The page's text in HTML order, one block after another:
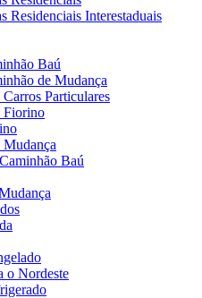
Residenciais Interestaduais
Baú
de Mudança
Particulares
Fiorino
Mudança
Baú
o Nordeste